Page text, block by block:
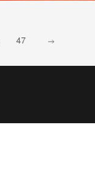
47[missing